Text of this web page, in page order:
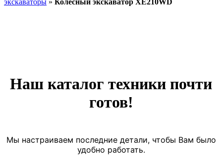
экскаваторы » Колесный экскаватор XE210WD
Наш каталог техники почти
готов!
Мы настраиваем последние детали, чтобы Вам было
удобно работать.